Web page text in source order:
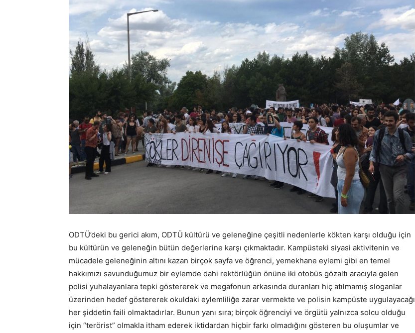
ODTÜ’deki bu gerici akım, ODTÜ kültürü ve geleneğine çeşitli nedenlerle kökten karşı olduğu için
bu kültürün ve geleneğin bütün değerlerine karşı çıkmaktadır. Kampüsteki siyasi aktivitenin ve
mücadele geleneğinin altını kazan birçok sayfa ve öğrenci, yemekhane eylemi gibi en temel
hakkımızı savunduğumuz bir eylemde dahi rektörlüğün önüne iki otobüs gözaltı aracıyla gelen
polisi yuhalayanlara tepki göstererek ve megafonun arkasında duranları hiç atılmamış sloganlar
üzerinden hedef göstererek okuldaki eylemliliğe zarar vermekte ve polisin kampüste uygulayacağı
her şiddetin faili olmaktadırlar. Bunun yanı sıra; birçok öğrenciyi ve örgütü yalnızca solcu olduğu
için “terörist” olmakla itham ederek iktidardan hiçbir farkı olmadığını gösteren bu oluşumlar ve